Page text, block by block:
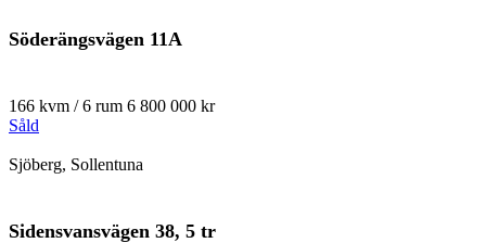
Söderängsvägen 11A
166 kvm / 6 rum 6 800 000 kr
Såld
Sjöberg, Sollentuna
Sidensvansvägen 38, 5 tr